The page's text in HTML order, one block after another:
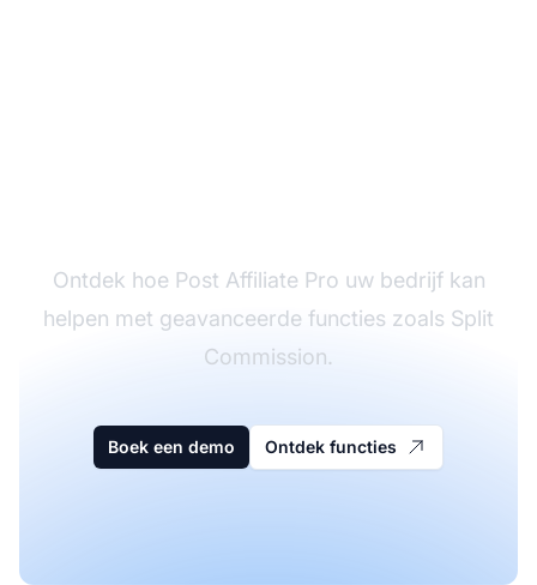
Ontdek hoe Post Affiliate Pro uw bedrijf kan
helpen met geavanceerde functies zoals Split
Commission.
Boek een demo Ontdek functies